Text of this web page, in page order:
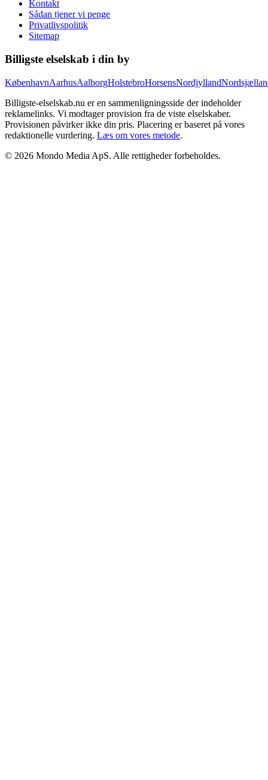
Kontakt
Sådan tjener vi penge
Privatlivspolitik
Sitemap
Billigste elselskab i din by
KøbenhavnAarhusAalborgHolstebroHorsensNordjylland
Billigste-elselskab.nu er en sammenligningsside der indeholder
reklamelinks. Vi modtager provision fra de viste elselskaber.
Provisionen påvirker ikke din pris. Placering er baseret på vores
redaktionelle vurdering. Læs om vores metode.
© 2026 Mondo Media ApS. Alle rettigheder forbeholdes.